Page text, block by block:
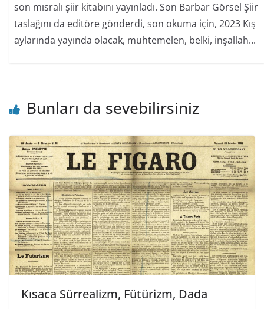
son mısralı şiir kitabını yayınladı. Son Barbar Görsel Şiir
taslağını da editöre gönderdi, son okuma için, 2023 Kış
aylarında yayında olacak, muhtemelen, belki, inşallah...
Bunları da sevebilirsiniz
Kısaca Sürrealizm, Fütürizm, Dada